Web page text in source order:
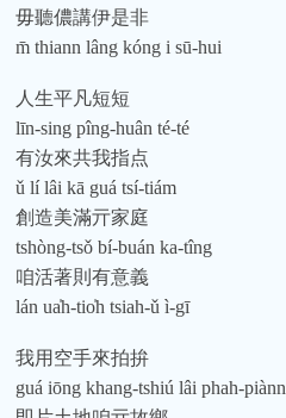
毋聽儂講伊是非
m̄ thiann lâng kóng i sū-hui
人生平凡短短
līn-sing pîng-huân té-té
有汝來共我指点
ǔ lí lâi kā guá tsí-tiám
創造美滿亓家庭
tshòng-tsǒ bí-buán ka-tîng
咱活著則有意義
lán ua̍h-tio̍h tsiah-ǔ ì-gī
我用空手來拍拚
guá iōng khang-tshiú lâi phah-piànn